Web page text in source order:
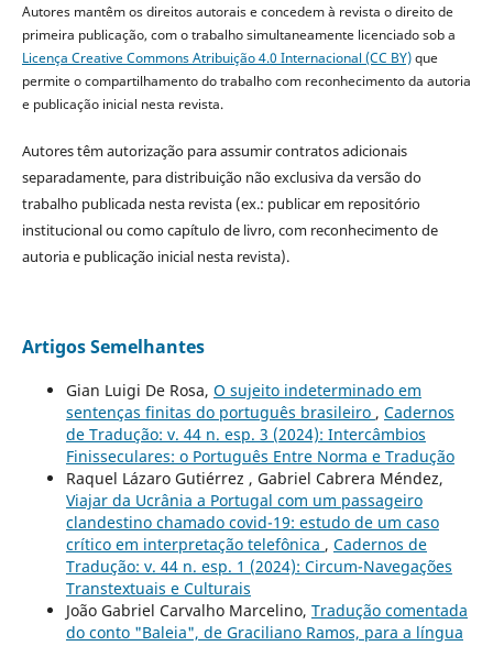
Autores mantêm os direitos autorais e concedem à revista o direito de
primeira publicação, com o trabalho simultaneamente licenciado sob a
Licença Creative Commons Atribuição 4.0 Internacional (CC BY)que
permite o compartilhamento do trabalho com reconhecimento da autoria
e publicação inicial nesta revista.
Autores têm autorização para assumir contratos adicionais
separadamente, para distribuição não exclusiva da versão do
trabalho publicada nesta revista (ex.: publicar em repositório
institucional ou como capítulo de livro, com reconhecimento de
autoria e publicação inicial nesta revista).
Artigos Semelhantes
Gian Luigi De Rosa, O sujeito indeterminado em
sentenças finitas do português brasileiro , Cadernos
de Tradução: v. 44 n. esp. 3 (2024): Intercâmbios
Finisseculares: o Português Entre Norma e Tradução
Raquel Lázaro Gutiérrez , Gabriel Cabrera Méndez,
Viajar da Ucrânia a Portugal com um passageiro
clandestino chamado covid-19: estudo de um caso
crítico em interpretação telefônica , Cadernos de
Tradução: v. 44 n. esp. 1 (2024): Circum-Navegações
Transtextuais e Culturais
João Gabriel Carvalho Marcelino, Tradução comentada
do conto "Baleia", de Graciliano Ramos, para a língua